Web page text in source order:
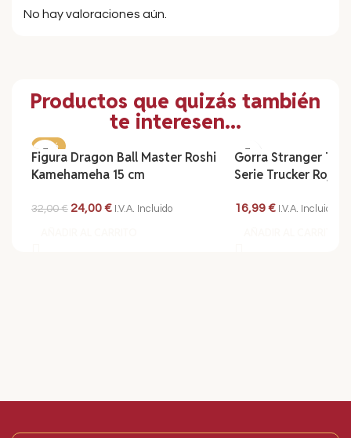
No hay valoraciones aún.
Productos que quizás también
te interesen...
-25%
Figura Dragon Ball Master Roshi
Kamehameha 15 cm
32,00€ 24,00€ I.V.A. Incluido
Gorra Stranger
Serie Trucker Roja/
16,99€ I.V.A. Incluido